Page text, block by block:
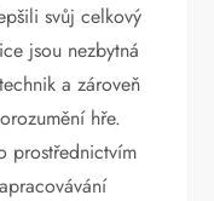
svůj celkový
jsou nezbytná
a zároveň
hře.
prostřednictvím